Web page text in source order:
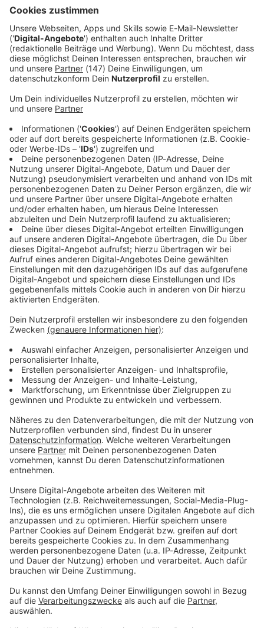
wie Weihenstephan und Landliebe. Das Unternehmen ist
Immer auf dem Laufenden
bleiben!
Verpass' nichts mehr - mit unserem kostenlosen
ANTENNE BAYERN Newsletter. Ob Nachrichten,
Lifestyle oder unsere neuesten Aktionen - wir
informieren dich.
Zum Newsletter anmelden
Du möchtest uns etwas sagen?
Studio Hotline
Kontaktformular
Sprachnachricht
© dpa-infocom, dpa:251218-930-439923/1